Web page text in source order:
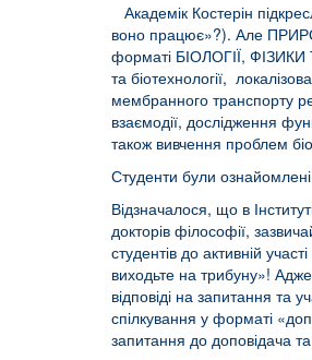
Академік Костерін
воно працює»?). Але
форматі БІОЛОГІЇ, ФІЗИКИ
та біотехнології,
мембранного транспорту
взаємодії, дослідження
також вивчення проблем
Студенти були
Відзначалося, що в
докторів філософії,
студентів до активній
виходьте на трибуну»!
відповіді на запитання та
спілкування у форматі
запитання до доповідача та